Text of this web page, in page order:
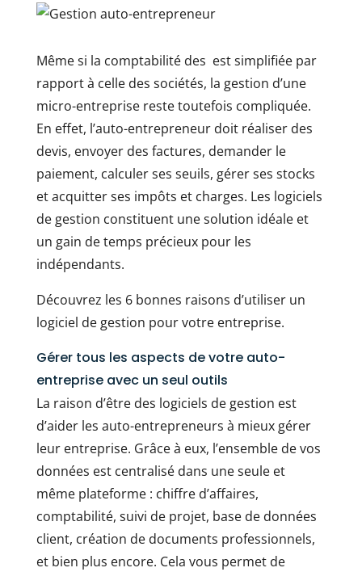
Même si la comptabilité des est simplifiée par
rapport à celle des sociétés, la gestion d’une
micro-entreprise reste toutefois compliquée.
En effet, l’auto-entrepreneur doit réaliser des
devis, envoyer des factures, demander le
paiement, calculer ses seuils, gérer ses stocks
et acquitter ses impôts et charges. Les logiciels
de gestion constituent une solution idéale et
un gain de temps précieux pour les
indépendants.
Découvrez les 6 bonnes raisons d’utiliser un
logiciel de gestion pour votre entreprise.
Gérer tous les aspects de votre auto-
entreprise avec un seul outils
La raison d’être des logiciels de gestion est
d’aider les auto-entrepreneurs à mieux gérer
leur entreprise. Grâce à eux, l’ensemble de vos
données est centralisé dans une seule et
même plateforme : chiffre d’affaires,
comptabilité, suivi de projet, base de données
client, création de documents professionnels,
et bien plus encore. Cela vous permet de